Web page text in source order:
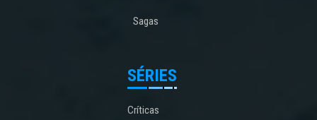
Sagas
SÉRIES
Críticas